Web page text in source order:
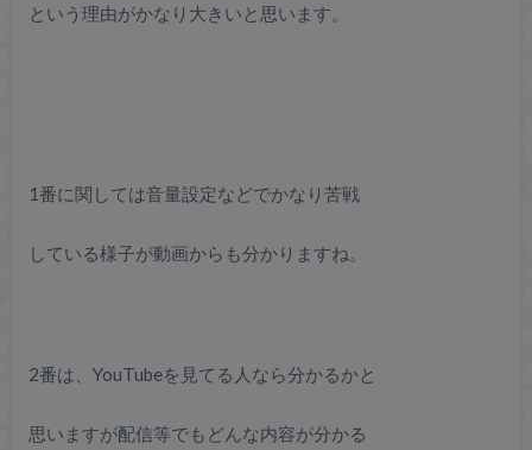
という理由がかなり大きいと思います。
1番に関しては音量設定などでかなり苦戦
している様子が動画からも分かりますね。
2番は、YouTubeを見てる人なら分かるかと
思いますが配信等でもどんな内容が分かる